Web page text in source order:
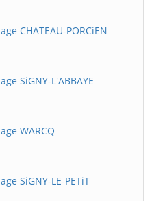
CHATEAU-PORCiEN
SiGNY-L'ABBAYE
WARCQ
SiGNY-LE-PETiT